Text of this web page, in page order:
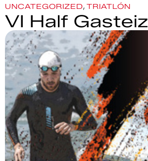
UNCATEGORIZED, TRIATLÓN
VI Half Gasteiz